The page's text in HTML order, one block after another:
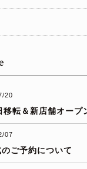
20
移転＆新店舗オープ
07
ご予約について